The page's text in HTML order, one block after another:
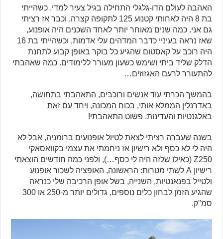
האהבה לעולם הדו-גלגלי התחילה בגיל צעיר למדי. כשהייתי
בת 8 היה לאחותי קטנוע 125 לתקופה קצרה, וכבר אז רציתי
גם אני. כמה שנים מאוחר יותר לאחד השכנים היה אופנוע,
שאז נראה בעיניי כדבר המדהים עלי אדמות, וכשהייתי בת 16
היה רוכב על קאסטום שהגיע כל בוקר באופן קבוע לתחנת
הדלק שליד ביתי ושימש כשעון מעורר ללימודים. כמה שאהבתי
להתעורר לרעם האגזוזים…
בהמשך הכרתי עוד אנשים ורוכבים, התאהבתי בתחושה,
באדרנלין הממלא אותי, בכוח המכונה, ויחד עם זאת
באלגנטיות והעדינות. פשוט התאהבתי!
בשנה שעברה רציתי לצאת לטיול אופנועים ברומניה, אבל לא
היה לי לא כסף ולא רישיון אז ניחמתי את עצמי בקוואסאקי
Z250 (כאילו שלזה היה לי כסף…), ולפני כמה חודשים הוצאתי
רישיון A לשתי מטרות: הראשונה, האופציה לשכור אופנוע
ולטייל בפנאנטיות, השנייה, בשל אופן הרכיבה שלי כנראה
שהגיע הזמן לבחון כלים נוספים, גדולים יותר מ-250 או 300
סמ"ק.